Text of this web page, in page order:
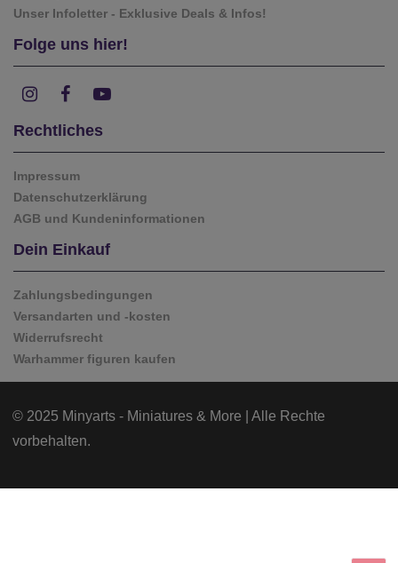
Unser Infoletter - Exklusive Deals & Infos!
Folge uns hier!
Rechtliches
Impressum
Datenschutzerklärung
AGB und Kundeninformationen
Dein Einkauf
Zahlungsbedingungen
Versandarten und -kosten
Widerrufsrecht
Warhammer figuren kaufen
© 2025 Minyarts - Miniatures & More | Alle Rechte
vorbehalten.